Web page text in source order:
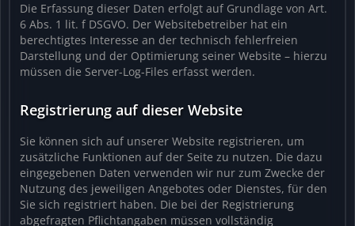
Die Erfassung dieser Daten erfolgt auf Grundlage von Art.
6 Abs. 1 lit. f DSGVO. Der Websitebetreiber hat ein
berechtigtes Interesse an der technisch fehlerfreien
Darstellung und der Optimierung seiner Website – hierzu
müssen die Server-Log-Files erfasst werden.
Registrierung auf dieser Website
Sie können sich auf unserer Website registrieren, um
zusätzliche Funktionen auf der Seite zu nutzen. Die dazu
eingegebenen Daten verwenden wir nur zum Zwecke der
Nutzung des jeweiligen Angebotes oder Dienstes, für den
Sie sich registriert haben. Die bei der Registrierung
abgefragten Pflichtangaben müssen vollständig